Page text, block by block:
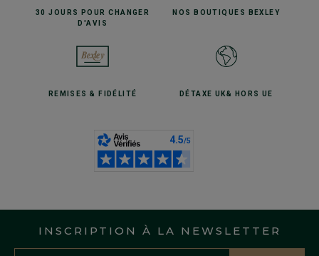
30 JOURS POURCHANGER
D'AVIS
NOS BOUTIQUES BEXLEY
REMISES& FIDÉLITÉ DÉTAXE UK& HORS UE
INSCRIPTION À LA NEWSLETTER